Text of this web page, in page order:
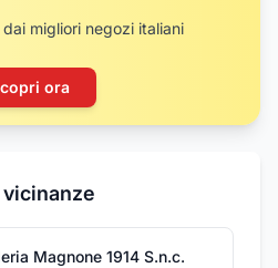
migliori negozi italiani
ora
Magnone 1914 S.n.c.